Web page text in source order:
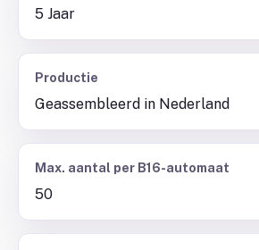
5 Jaar
Productie
Geassembleerd in Nederland
Max. aantal per B16-automaat
50